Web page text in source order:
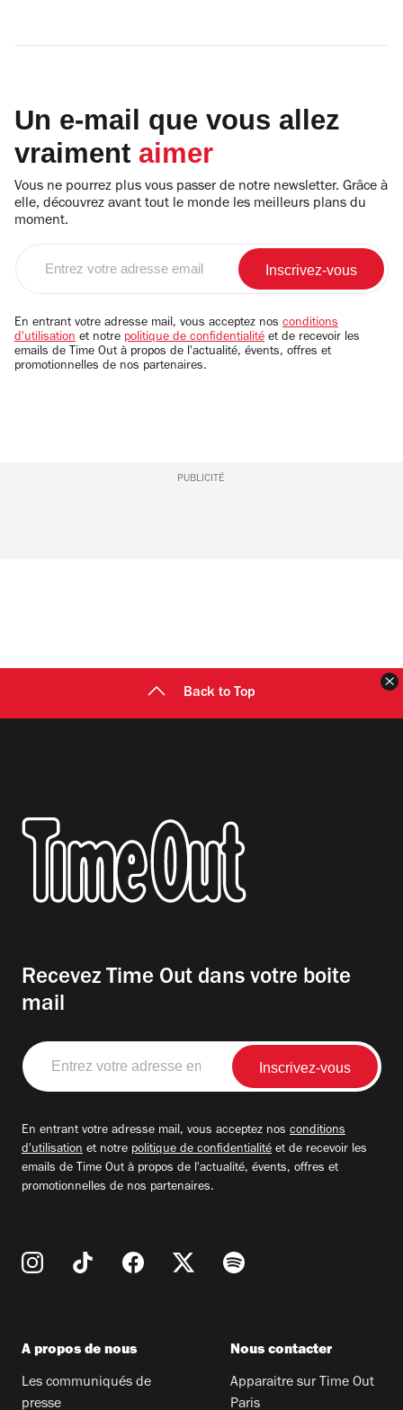
Un e-mail que vous allez
vraiment aimer
Vous ne pourrez plus vous passer de notre newsletter. Grâce à
elle, découvrez avant tout le monde les meilleurs plans du
moment.
email
En entrant votre adresse mail, vous acceptez nos conditions
d'utilisation et notre politique de confidentialité et de recevoir les
emails de Time Out à propos de l'actualité, évents, offres et
promotionnelles de nos partenaires.
PUBLICITÉ
Back to Top
Recevez Time Out dans votre boite
mail
Entrez
votre
adresse
En entrant votre adresse mail, vous acceptez nos conditions
d'utilisation et notre politique de confidentialité et de recevoir les
emails de Time Out à propos de l'actualité, évents, offres et
promotionnelles de nos partenaires.
A propos de nous
Les communiqués de
presse
Nous contacter
Apparaitre sur Time Out
Paris